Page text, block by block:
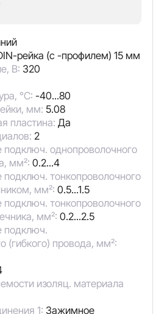
рейка (с -профилем) 15 мм
В: 320
°C: -40...80
мм: 5.08
пластина: Да
2
подключ. однопроволочного
мм²: 0.2...4
подключ. тонкопроволочного
мм²: 0.5...1.5
подключ. тонкопроволочного
мм²: 0.2...2.5
подключ.
(гибкого) провода, мм²:
изоляц. материала
1: Зажимное